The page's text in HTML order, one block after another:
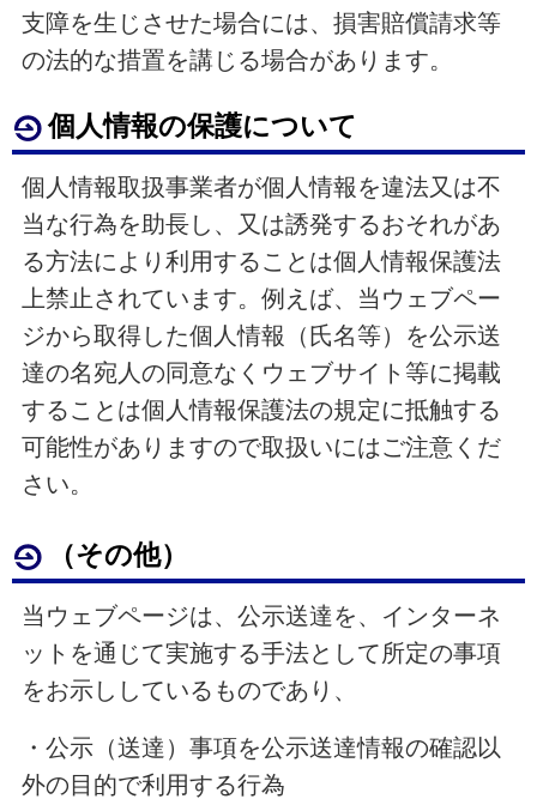
支障を生じさせた場合には、損害賠償請求等
の法的な措置を講じる場合があります。
個人情報の保護について
個人情報取扱事業者が個人情報を違法又は不
当な行為を助長し、又は誘発するおそれがあ
る方法により利用することは個人情報保護法
上禁止されています。例えば、当ウェブペー
ジから取得した個人情報（氏名等）を公示送
達の名宛人の同意なくウェブサイト等に掲載
することは個人情報保護法の規定に抵触する
可能性がありますので取扱いにはご注意くだ
さい。
（その他）
当ウェブページは、公示送達を、インターネ
ットを通じて実施する手法として所定の事項
をお示ししているものであり、
・公示（送達）事項を公示送達情報の確認以
外の目的で利用する行為